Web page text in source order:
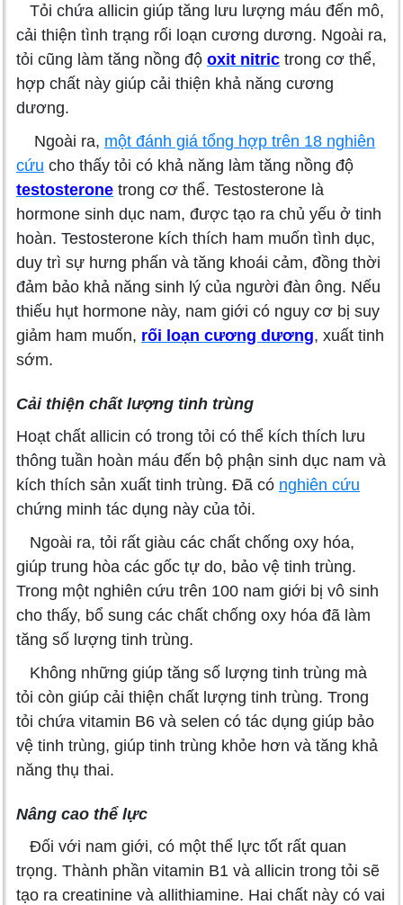
Tỏi chứa allicin giúp tăng lưu lượng máu đến mô,
cải thiện tình trạng rối loạn cương dương. Ngoài ra,
tỏi cũng làm tăng nồng độ oxit nitric trong cơ thể,
hợp chất này giúp cải thiện khả năng cương
dương.
Ngoài ra, một đánh giá tổng hợp trên 18 nghiên
cứu cho thấy tỏi có khả năng làm tăng nồng độ
testosterone trong cơ thể. Testosterone là
hormone sinh dục nam, được tạo ra chủ yếu ở tinh
hoàn. Testosterone kích thích ham muốn tình dục,
duy trì sự hưng phấn và tăng khoái cảm, đồng thời
đảm bảo khả năng sinh lý của người đàn ông. Nếu
thiếu hụt hormone này, nam giới có nguy cơ bị suy
giảm ham muốn, rối loạn cương dương, xuất tinh
sớm.
Cải thiện chất lượng tinh trùng
Hoạt chất allicin có trong tỏi có thể kích thích lưu
thông tuần hoàn máu đến bộ phận sinh dục nam và
kích thích sản xuất tinh trùng. Đã có nghiên cứu
chứng minh tác dụng này của tỏi.
Ngoài ra, tỏi rất giàu các chất chống oxy hóa,
giúp trung hòa các gốc tự do, bảo vệ tinh trùng.
Trong một nghiên cứu trên 100 nam giới bị vô sinh
cho thấy, bổ sung các chất chống oxy hóa đã làm
tăng số lượng tinh trùng.
Không những giúp tăng số lượng tinh trùng mà
tỏi còn giúp cải thiện chất lượng tinh trùng. Trong
tỏi chứa vitamin B6 và selen có tác dụng giúp bảo
vệ tinh trùng, giúp tinh trùng khỏe hơn và tăng khả
năng thụ thai.
Nâng cao thể lực
Đối với nam giới, có một thể lực tốt rất quan
trọng. Thành phần vitamin B1 và allicin trong tỏi sẽ
tạo ra creatinine và allithiamine. Hai chất này có vai